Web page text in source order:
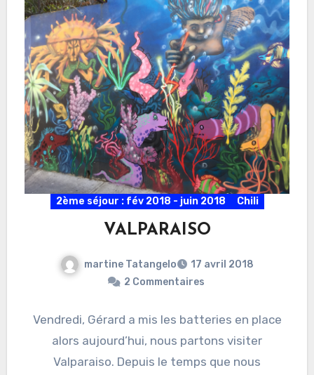
2ème séjour : fév 2018 - juin 2018 Chili
VALPARAISO
martine Tatangelo
17 avril 2018
2 Commentaires
Vendredi, Gérard a mis les batteries en place
alors aujourd’hui, nous partons visiter
Valparaiso. Depuis le temps que nous